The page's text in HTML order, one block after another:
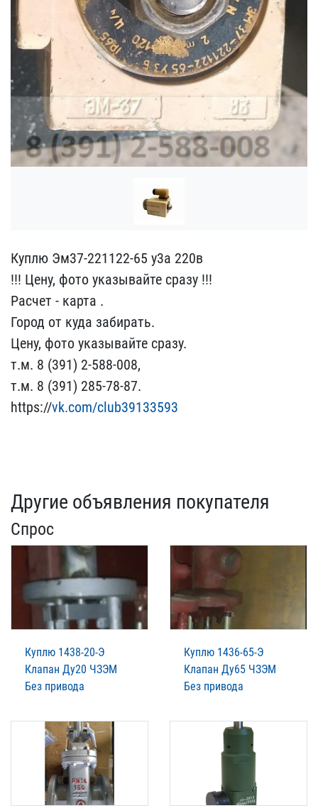
Куплю Эм37-221122-65 у3а​ 220в
!!! Цену, фото ука​зывайте сразу !!!
Расчет​ - карта .
Город от куда​ забирать.
Цену, фото ук​азывайте сразу.
т.м. 8 (​391) 2-588-008,
т.м. 8 (​391) 285-78-87.
https://​vk.com/club39133593
Другие объявления покупателя
Спрос
Куплю 1438-20-Э
Клапан Ду20 ЧЗЭМ
Без привода
Куплю 1436-65-Э
Клапан Ду65 ЧЗЭМ
Без привода